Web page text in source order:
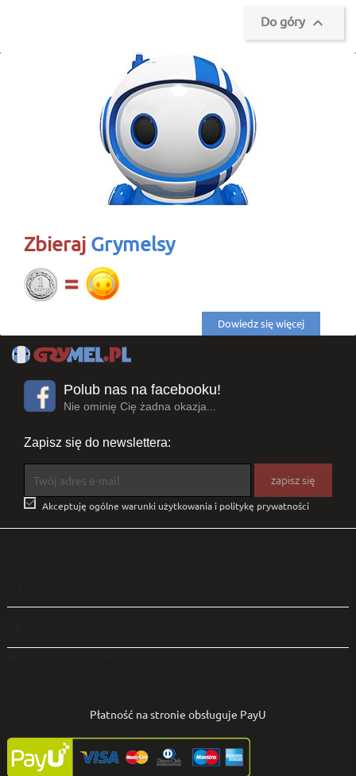
Do góry 
Zbieraj Grymelsy
Dowiedz się więcej
Polub nas na facebooku!
Nie ominię Cię żadna okazja...
Zapisz się do newslettera:
 Akceptuję ogólne warunki użytkowania i politykę prywatności
Płatność na stronie obsługuje PayU